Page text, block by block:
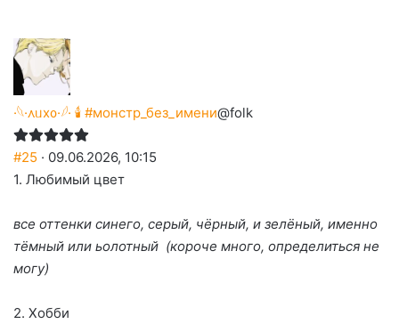
·𓆩·᧘ᥙх᧐·𓆪· 🕯 #монстр_без_имени@folk
#25 · 09.06.2026, 10:15
1. Любимый цвет
все оттенки синего, серый, чëрный, и зелëный, именно
тëмный или ьолотный (короче много, определиться не
могу)
2. Хобби